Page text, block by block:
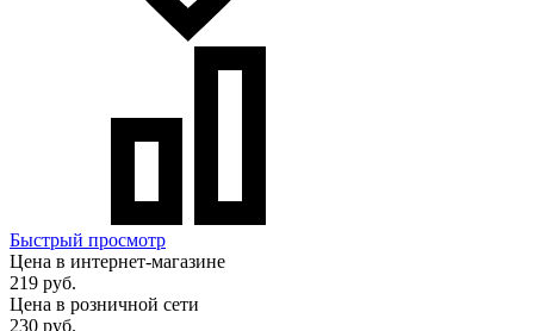
Быстрый просмотр
Цена в интернет-магазине
219 руб.
Цена в розничной сети
230 руб.